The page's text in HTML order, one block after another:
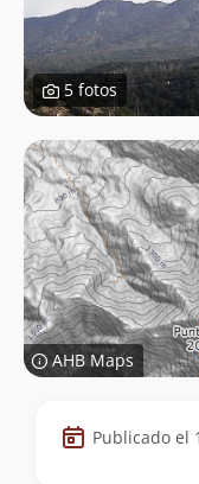
5 fotos
AHB Maps
Datos
de
Publicado el